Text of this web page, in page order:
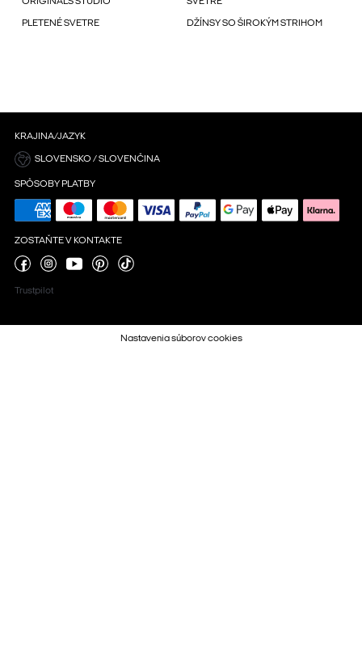
PLETENÉ SVETRE DŽÍNSY SO ŠIROKÝM STRIHOM
KRAJINA/JAZYK
SLOVENSKO / SLOVENČINA
SPÔSOBY PLATBY
ZOSTAŇTE V KONTAKTE
Trustpilot
Nastavenia súborov cookies